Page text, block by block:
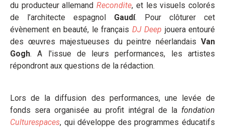
du producteur allemandRecondite, et les visuels colorés
de l’architecte espagnol Gaudí. Pour clôturer cet
évènement en beauté, le français DJ Deep jouera entouré
des œuvres majestueuses du peintre néerlandais Van
Gogh. A l'issue de leurs performances, les artistes
répondront aux questions de la rédaction.
Lors de la diffusion des performances, une levée de
fonds sera organisée au profit intégral de la fondation
Culturespaces, qui développe des programmes éducatifs